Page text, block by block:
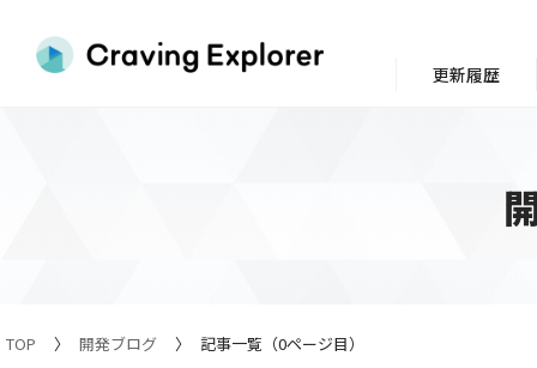
TOP 開発ブログ 記事一覧（0ページ目）
更新履歴